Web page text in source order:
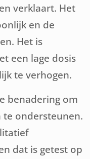
verklaart. Het
en de
Het is
een lage dosis
te verhogen.
benadering om
te ondersteunen.
dat is getest op